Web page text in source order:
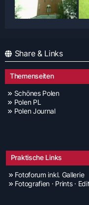
Share & Links
Themenseiten
Schönes Polen
Polen PL
Polen Journal
Praktische Links
Fotoforum inkl. Gallerie
Fotografien · Prints ·